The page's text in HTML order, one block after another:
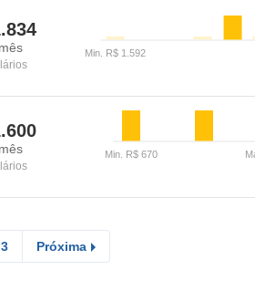
3 Próxima